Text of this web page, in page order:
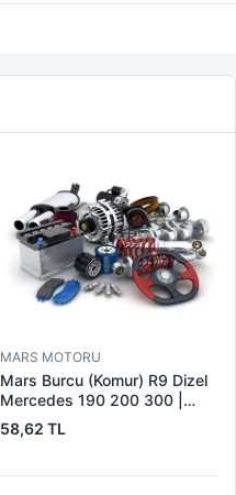
MARS MOTORU
Mars Burcu (Komur) R9 Dizel
Mercedes 190 200 300 |
GOVA B047
58,62 TL